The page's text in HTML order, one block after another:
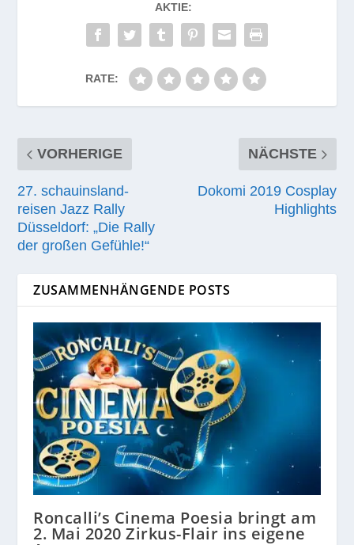
AKTIE:
RATE:
VORHERIGE
27. schauinsland-
reisen Jazz Rally
Düsseldorf: „Die Rally
der großen Gefühle!“
NÄCHSTE
Dokomi 2019 Cosplay
Highlights
ZUSAMMENHÄNGENDE POSTS
Roncalli’s Cinema Poesia bringt am
2. Mai 2020 Zirkus-Flair ins eigene